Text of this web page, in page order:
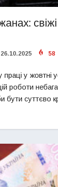
свіжі
26.10.2025 58
у жовтні
роботи
бути суттєво